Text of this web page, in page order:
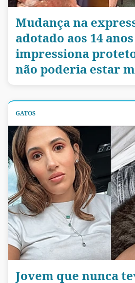
Mudança na
adotado aos 14 anos
impressiona
não poderia estar
GATOS
Jovem que nunca